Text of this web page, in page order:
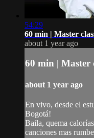
54:29
60 min | Master
about 1 year ago
60 min | Master
about 1 year ago
En vivo, desde el
Bogotá!
Baila, quema
canciones mas